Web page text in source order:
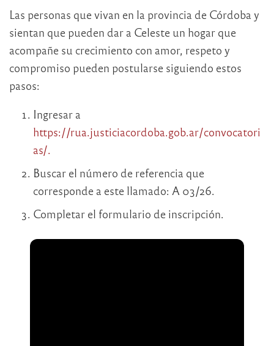
Las personas que vivan en la provincia de Córdoba y
sientan que pueden dar a Celeste un hogar que
acompañe su crecimiento con amor, respeto y
compromiso pueden postularse siguiendo estos
pasos:
Ingresar a
https://rua.justiciacordoba.gob.ar/convocatori
as/.
Buscar el número de referencia que
corresponde a este llamado: A 03/26.
Completar el formulario de inscripción.